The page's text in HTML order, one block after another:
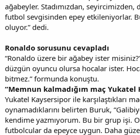
ağabeyler. Stadımızdan, seyircimizden,
futbol sevgisinden epey etkileniyorlar.
oluyor.” dedi.
Ronaldo sorusunu cevapladı
“Ronaldo üzere bir ağabey ister
düzgün oyuncu olursa hocalar ister.
bitmez.” formunda konuştu.
“Memnun kalmadığım maç Yukatel
Yukatel Kaysersipor ile karşılaştıkları
oynamadıklarını belirten Buruk,
kendime yazmıyorum. Bu bir grup işi.
futbolcular da epeyce uygun. Daha